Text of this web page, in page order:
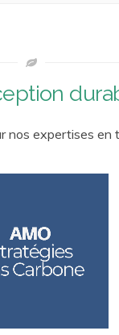
nos expertises en